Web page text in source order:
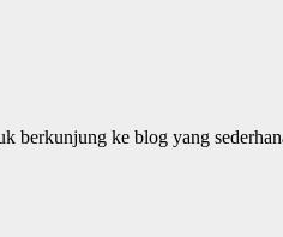
berkunjung ke blog yang